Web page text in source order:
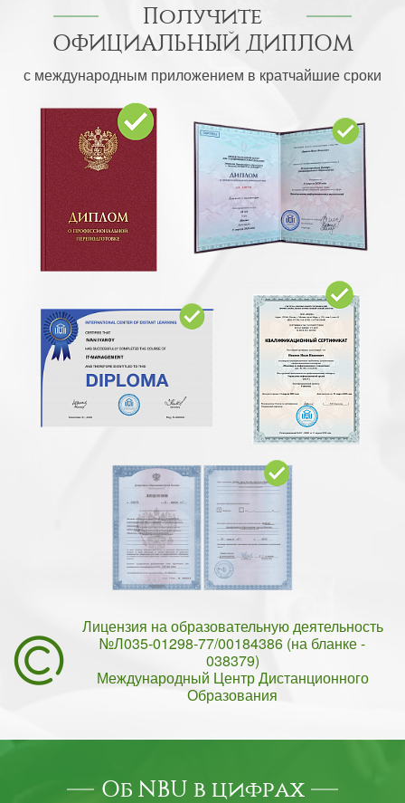
Получите
ОФИЦИАЛЬНЫЙ ДИПЛОМ
с международным приложением в кратчайшие сроки
Лицензия на образовательную деятельность
№Л035-01298-77/00184386 (на бланке -
038379)
Международный Центр Дистанционного
Образования
Об NBU в цифрах